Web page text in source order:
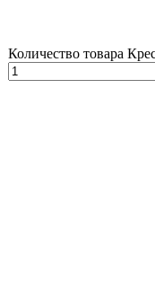
Количество товара